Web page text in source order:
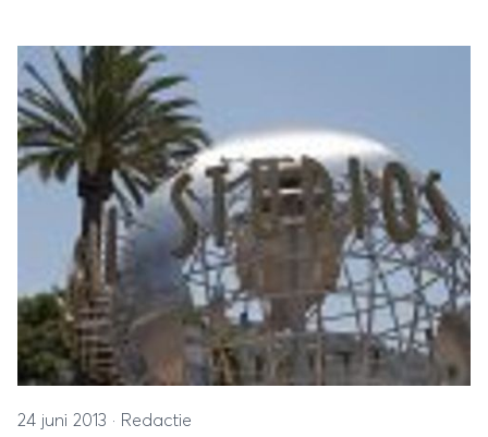
eerdere vakantie of stedentrip.
24 juni 2013 · Redactie